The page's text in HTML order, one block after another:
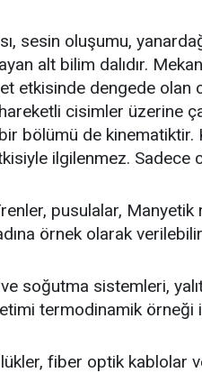
sesin oluşumu,
alt bilim dalıdır.
etkisinde dengede olan
cisimler üzerine
bölümü de kinematiktir.
ilgilenmez. Sadece
pusulalar,
örnek olarak
ve soğutma sistemleri,
termodinamik örneği
fiber optik kablolar